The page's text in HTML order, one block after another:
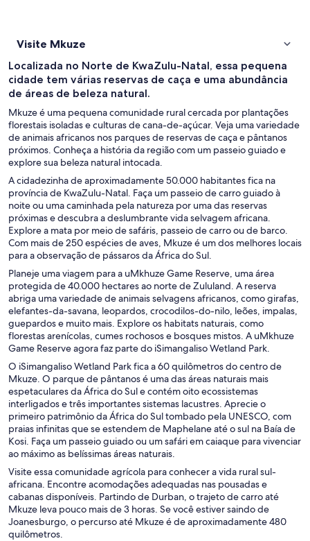
Visite Mkuze
Localizada no Norte de KwaZulu-Natal, essa pequena
cidade tem várias reservas de caça e uma abundância
de áreas de beleza natural.
Mkuze é uma pequena comunidade rural cercada por plantações
florestais isoladas e culturas de cana-de-açúcar. Veja uma variedade
de animais africanos nos parques de reservas de caça e pântanos
próximos. Conheça a história da região com um passeio guiado e
explore sua beleza natural intocada.
A cidadezinha de aproximadamente 50.000 habitantes fica na
província de KwaZulu-Natal. Faça um passeio de carro guiado à
noite ou uma caminhada pela natureza por uma das reservas
próximas e descubra a deslumbrante vida selvagem africana.
Explore a mata por meio de safáris, passeio de carro ou de barco.
Com mais de 250 espécies de aves, Mkuze é um dos melhores locais
para a observação de pássaros da África do Sul.
Planeje uma viagem para a uMkhuze Game Reserve, uma área
protegida de 40.000 hectares ao norte de Zululand. A reserva
abriga uma variedade de animais selvagens africanos, como girafas,
elefantes-da-savana, leopardos, crocodilos-do-nilo, leões, impalas,
guepardos e muito mais. Explore os habitats naturais, como
florestas arenícolas, cumes rochosos e bosques mistos. A uMkhuze
Game Reserve agora faz parte do iSimangaliso Wetland Park.
O iSimangaliso Wetland Park fica a 60 quilômetros do centro de
Mkuze. O parque de pântanos é uma das áreas naturais mais
espetaculares da África do Sul e contém oito ecossistemas
interligados e três importantes sistemas lacustres. Aprecie o
primeiro patrimônio da África do Sul tombado pela UNESCO, com
praias infinitas que se estendem de Maphelane até o sul na Baía de
Kosi. Faça um passeio guiado ou um safári em caiaque para vivenciar
ao máximo as belíssimas áreas naturais.
Visite essa comunidade agrícola para conhecer a vida rural sul-
africana. Encontre acomodações adequadas nas pousadas e
cabanas disponíveis. Partindo de Durban, o trajeto de carro até
Mkuze leva pouco mais de 3 horas. Se você estiver saindo de
Joanesburgo, o percurso até Mkuze é de aproximadamente 480
quilômetros.